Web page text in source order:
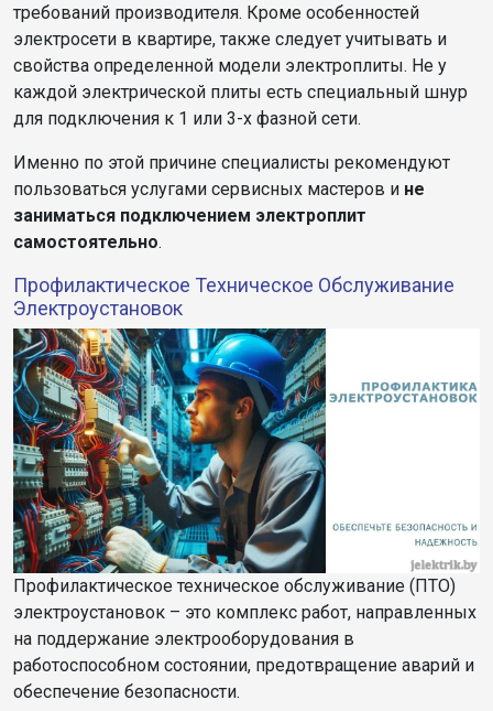
требований производителя. Кроме особенностей
электросети в квартире, также следует учитывать и
свойства определенной модели электроплиты. Не у
каждой электрической плиты есть специальный шнур
для подключения к 1 или 3-х фазной сети.
Именно по этой причине специалисты рекомендуют
пользоваться услугами сервисных мастеров и не
заниматься подключением электроплит
самостоятельно.
Профилактическое Техническое Обслуживание
Электроустановок
Профилактическое техническое обслуживание (ПТО)
электроустановок – это комплекс работ, направленных
на поддержание электрооборудования в
работоспособном состоянии, предотвращение аварий и
обеспечение безопасности.